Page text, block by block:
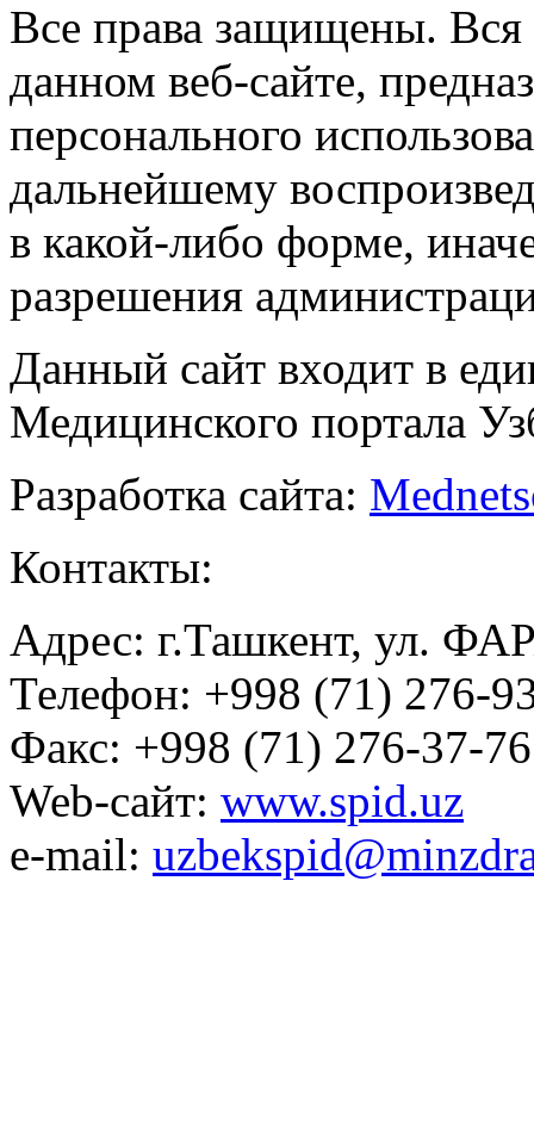
Все права защищены.
данном веб-сайте,
персонального
дальнейшему
в какой-либо форме,
разрешения
Данный сайт входит в
Медицинского портала
Разработка сайта:
Контакты:
Адрес: г.Ташкент, ул.
Телефон: +998 (71) 276-
Факс: +998 (71) 276-37-76
Web-сайт: www.spid.uz
e-mail: